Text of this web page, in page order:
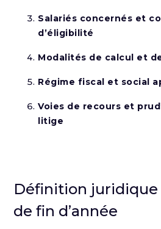
Salariés concernés et
d’éligibilité
Modalités de calcul et
Régime fiscal et social
Voies de recours et
litige
Définition
de fin d’année